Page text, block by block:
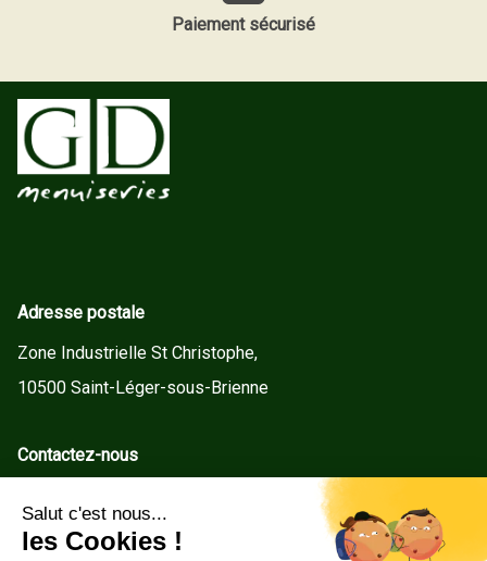
Paiement sécurisé
Adresse postale
Zone Industrielle St Christophe,
10500 Saint-Léger-sous-Brienne
Contactez-nous
Tel : +33(0)3 25 92 78 60